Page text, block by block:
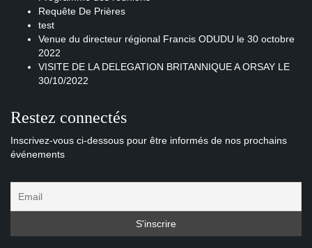
Requête De Prières
test
Venue du directeur régional Francis ODUDU le 30 octobre
2022
VISITE DE LA DELEGATION BRITANNIQUE A ORSAY LE
30/10/2022
Restez connectés
Inscrivez-vous ci-dessous pour être informés de nos prochains
événements